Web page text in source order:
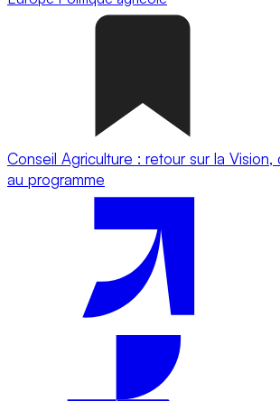
Conseil Agriculture : retour sur la
au programme